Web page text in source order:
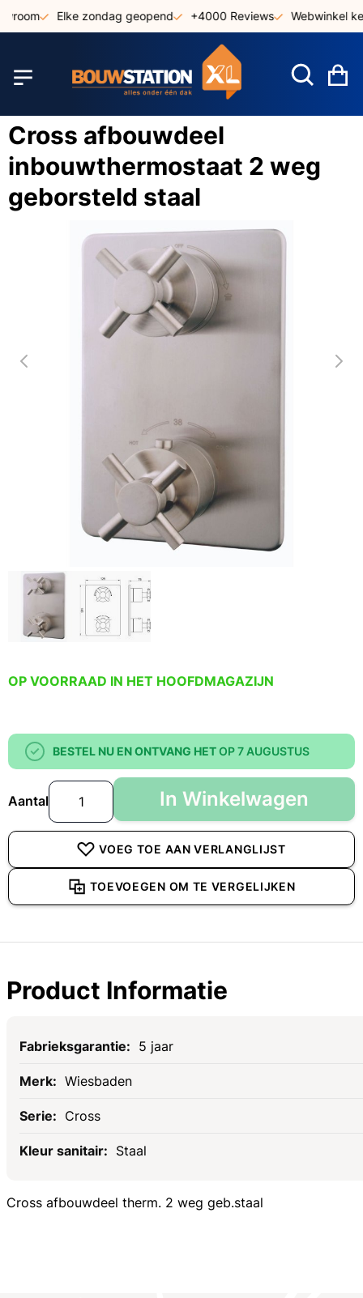
naar
Elke zondag geopend +4000 Reviews Webwinkel
Cross afbouwdeel
inbouwthermostaat 2 weg
geborsteld staal
OP VOORRAAD IN HET HOOFDMAGAZIJN
BESTEL NU EN ONTVANG HETOP 7 AUGUSTUS
Aantal In Winkelwagen
VOEG TOE AAN VERLANGLIJST
TOEVOEGEN OM TE VERGELIJKEN
Product Informatie
Specificaties
5 jaar
Wiesbaden
Cross
Staal
Cross afbouwdeel therm. 2 weg geb.staal